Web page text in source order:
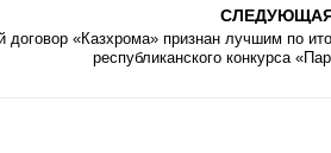
договор «Казхрома» признан лучшим по
республиканского конкурса